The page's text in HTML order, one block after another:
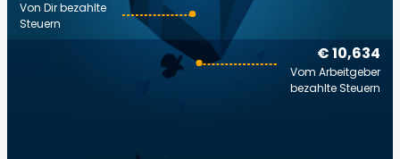
€ 10,634
Vom Arbeitgeber
bezahlte Steuern
Von Dir bezahlte
Steuern